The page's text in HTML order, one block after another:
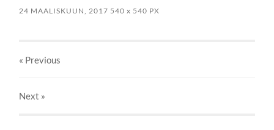
24 MAALISKUUN, 2017 540x 540 PX
« Previous
Next »